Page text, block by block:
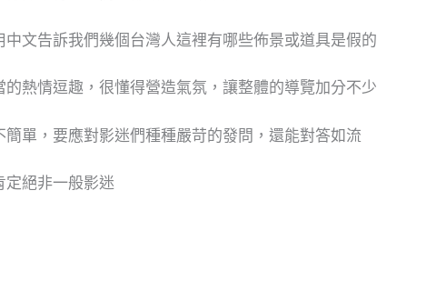
文告訴我們幾個台灣人這裡有哪些佈景或道具是假的
熱情逗趣，很懂得營造氣氛，讓整體的導覽加分不少
單，要應對影迷們種種嚴苛的發問，還能對答如流
定絕非一般影迷